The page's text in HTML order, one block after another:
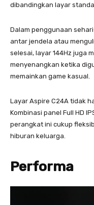
dibandingkan layar
Dalam penggunaan
antar jendela atau
selesai, layar 144Hz juga
menyenangkan ketika
memainkan game kasual.
Layar Aspire C24A tidak
Kombinasi panel Full HD
perangkat ini cukup
hiburan keluarga.
Performa